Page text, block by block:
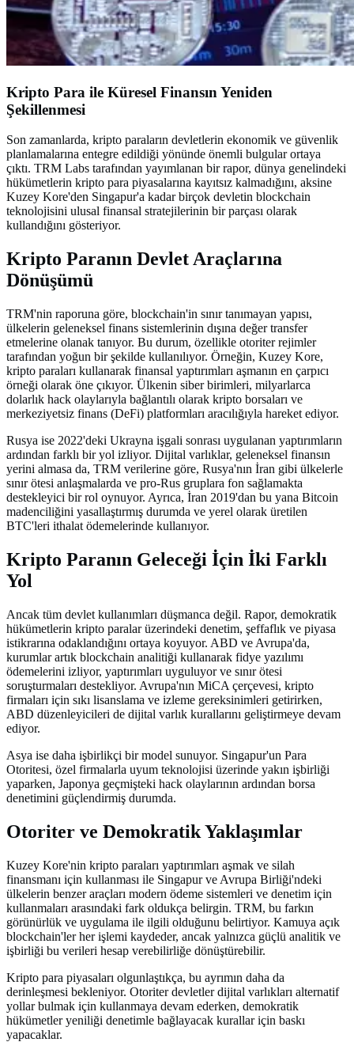
Kripto Para ile Küresel Finansın Yeniden
Şekillenmesi
Son zamanlarda, kripto paraların devletlerin ekonomik ve güvenlik
planlamalarına entegre edildiği yönünde önemli bulgular ortaya
çıktı. TRM Labs tarafından yayımlanan bir rapor, dünya genelindeki
hükümetlerin kripto para piyasalarına kayıtsız kalmadığını, aksine
Kuzey Kore'den Singapur'a kadar birçok devletin blockchain
teknolojisini ulusal finansal stratejilerinin bir parçası olarak
kullandığını gösteriyor.
Kripto Paranın Devlet Araçlarına
Dönüşümü
TRM'nin raporuna göre, blockchain'in sınır tanımayan yapısı,
ülkelerin geleneksel finans sistemlerinin dışına değer transfer
etmelerine olanak tanıyor. Bu durum, özellikle otoriter rejimler
tarafından yoğun bir şekilde kullanılıyor. Örneğin, Kuzey Kore,
kripto paraları kullanarak finansal yaptırımları aşmanın en çarpıcı
örneği olarak öne çıkıyor. Ülkenin siber birimleri, milyarlarca
dolarlık hack olaylarıyla bağlantılı olarak kripto borsaları ve
merkeziyetsiz finans (DeFi) platformları aracılığıyla hareket ediyor.
Rusya ise 2022'deki Ukrayna işgali sonrası uygulanan yaptırımların
ardından farklı bir yol izliyor. Dijital varlıklar, geleneksel finansın
yerini almasa da, TRM verilerine göre, Rusya'nın İran gibi ülkelerle
sınır ötesi anlaşmalarda ve pro-Rus gruplara fon sağlamakta
destekleyici bir rol oynuyor. Ayrıca, İran 2019'dan bu yana Bitcoin
madenciliğini yasallaştırmış durumda ve yerel olarak üretilen
BTC'leri ithalat ödemelerinde kullanıyor.
Kripto Paranın Geleceği İçin İki Farklı
Yol
Ancak tüm devlet kullanımları düşmanca değil. Rapor, demokratik
hükümetlerin kripto paralar üzerindeki denetim, şeffaflık ve piyasa
istikrarına odaklandığını ortaya koyuyor. ABD ve Avrupa'da,
kurumlar artık blockchain analitiği kullanarak fidye yazılımı
ödemelerini izliyor, yaptırımları uyguluyor ve sınır ötesi
soruşturmaları destekliyor. Avrupa'nın MiCA çerçevesi, kripto
firmaları için sıkı lisanslama ve izleme gereksinimleri getirirken,
ABD düzenleyicileri de dijital varlık kurallarını geliştirmeye devam
ediyor.
Asya ise daha işbirlikçi bir model sunuyor. Singapur'un Para
Otoritesi, özel firmalarla uyum teknolojisi üzerinde yakın işbirliği
yaparken, Japonya geçmişteki hack olaylarının ardından borsa
denetimini güçlendirmiş durumda.
Otoriter ve Demokratik Yaklaşımlar
Kuzey Kore'nin kripto paraları yaptırımları aşmak ve silah
finansmanı için kullanması ile Singapur ve Avrupa Birliği'ndeki
ülkelerin benzer araçları modern ödeme sistemleri ve denetim için
kullanmaları arasındaki fark oldukça belirgin. TRM, bu farkın
görünürlük ve uygulama ile ilgili olduğunu belirtiyor. Kamuya açık
blockchain'ler her işlemi kaydeder, ancak yalnızca güçlü analitik ve
işbirliği bu verileri hesap verebilirliğe dönüştürebilir.
Kripto para piyasaları olgunlaştıkça, bu ayrımın daha da
derinleşmesi bekleniyor. Otoriter devletler dijital varlıkları alternatif
yollar bulmak için kullanmaya devam ederken, demokratik
hükümetler yeniliği denetimle bağlayacak kurallar için baskı
yapacaklar.